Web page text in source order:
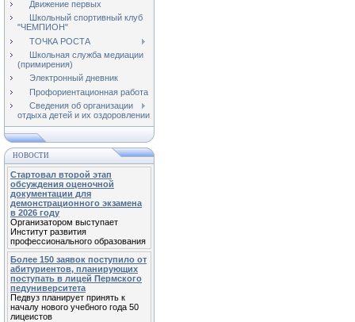
Движение первых
Школьный спортивный клуб
"ЧЕМПИОН"
ТОЧКА РОСТА
Школьная служба медиации
(примирения)
Электронный дневник
Профориентационная работа
Сведения об организации
отдыха детей и их оздоровлении
НОВОСТИ
Стартовал второй этап
обсуждения оценочной
документации для
демонстрационного экзамена
в 2026 году
Организатором выступает
Институт развития
профессионального образования
Более 150 заявок поступило от
абитуриентов, планирующих
поступать в лицей Пермского
педуниверситета
Педвуз планирует принять к
началу нового учебного года 50
лицеистов